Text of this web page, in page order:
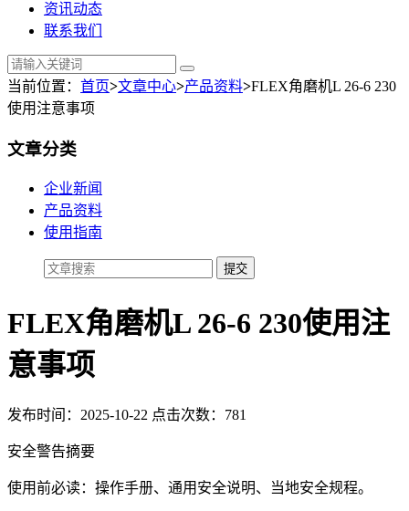
资讯动态
联系我们
当前位置： 首页>文章中心>产品资料>FLEX角磨机L 26-6 230
使用注意事项
文章分类
企业新闻
产品资料
使用指南
FLEX角磨机L 26-6 230使用注
意事项
发布时间：2025-10-22 点击次数：781
安全警告摘要
使用前必读：操作手册、通用安全说明、当地安全规程。